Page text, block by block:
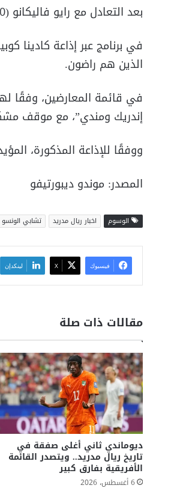
بعد التعادل مع رايو فاليكانو (0-0) ثم الهزيمة أمام ليفربول في دوري أبطال أوروبا (1-0).
في برنامج عبر إذاعة كادينا
الذين هم راضون.
في قائمة المعارضين، وفقًا
إندريك ومندي”، مع موقف
ووفقًا للإذاعة المذكورة،
المصدر: موندو ديبورتيفو
الوسوم اخبار ريال مدريد تشابي الونسو
فيسبوك ‫X لينكدإن
مقالات ذات صلة
ديوماندي ثاني أغلى صفقة في
تاريخ ريال مدريد.. ويتصدر القائمة
الأفريقية بفارق كبير
6 أغسطس، 2026